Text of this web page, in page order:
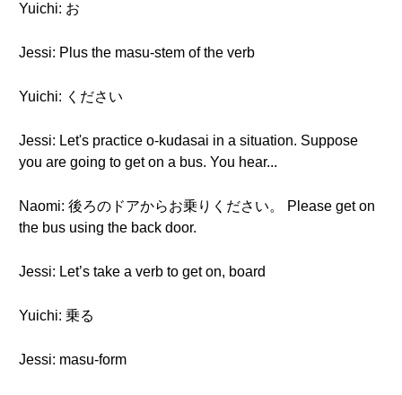
Yuichi: お
Jessi: Plus the masu-stem of the verb
Yuichi: ください
Jessi: Let's practice o-kudasai in a situation. Suppose
you are going to get on a bus. You hear...
Naomi: 後ろのドアからお乗りください。 Please get on
the bus using the back door.
Jessi: Let’s take a verb to get on, board
Yuichi: 乗る
Jessi: masu-form